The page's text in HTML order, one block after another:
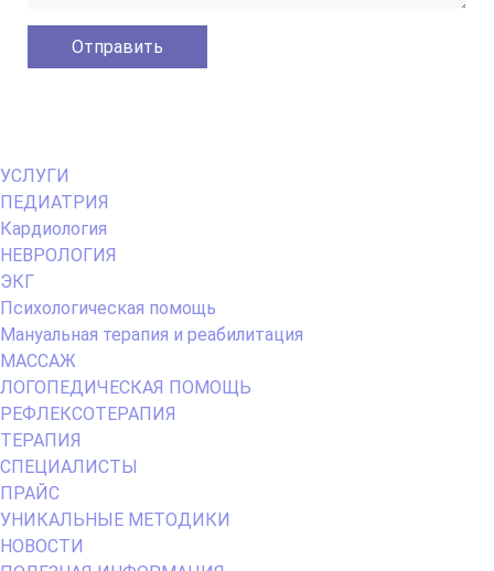
МАССАЖ
ЛОГОПЕДИЧЕСКАЯ ПОМОЩЬ
УНИКАЛЬНЫЕ МЕТОДИКИ
НОВОСТИ
ПОЛЕЗНАЯ ИНФОРМАЦИЯ
ОТЗЫВЫ
ОСТАВИТЬ ОТЗЫВ О ЦЕНТРЕ
Отзывы о Сидоренко Ю.В.
Отзывы о Ридель Н.В.
Отзывы о Огородникове И.И.
Отзывы о Рыжковой И.В.
Отзывы об Оберемок М.В.
Отзывы о Тутченко Ю.В.
Отзывы о Панфиловой Е.Н.
Отзывы о Хмелевой И.В.
Отзывы о Павловой З.В.
Отзывы о Дудине В.В.